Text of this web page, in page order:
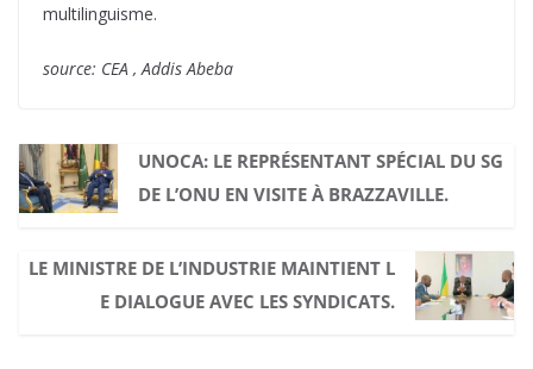
multilinguisme.
source: CEA , Addis Abeba
UNOCA: LE REPRÉSENTANT SPÉCIAL DU SG
DE L’ONU EN VISITE À BRAZZAVILLE.
LE MINISTRE DE L’INDUSTRIE MAINTIENT L
E DIALOGUE AVEC LES SYNDICATS.